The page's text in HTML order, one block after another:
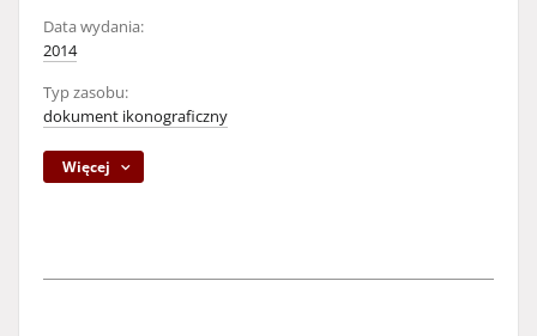
Data wydania:
2014
Typ zasobu:
dokument ikonograficzny
Więcej